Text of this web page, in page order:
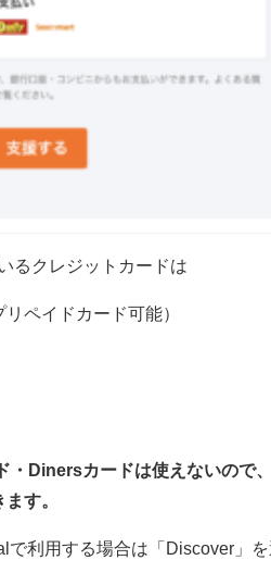
るクレジットカードは
ペイドカード可能）
Dinersカードは使えないので
す。
利用する場合は「Discover」を